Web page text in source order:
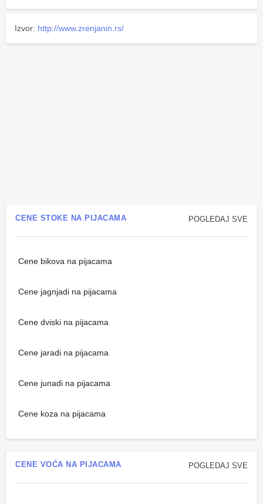
Izvor: http://www.zrenjanin.rs/
POGLEDAJ SVE
CENE STOKE NA PIJACAMA
Cene bikova na pijacama
Cene jagnjadi na pijacama
Cene dviski na pijacama
Cene jaradi na pijacama
Cene junadi na pijacama
Cene koza na pijacama
POGLEDAJ SVE
CENE VOĆA NA PIJACAMA